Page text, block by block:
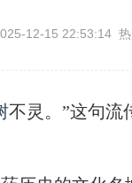
12-15 22:53:14
不灵。”这句流